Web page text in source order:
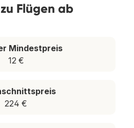
Flügen ab
Mindestpreis
12 €
224 €